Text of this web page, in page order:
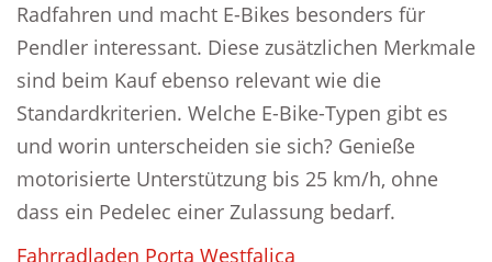
Radfahren und macht E-Bikes besonders für
Pendler interessant. Diese zusätzlichen Merkmale
sind beim Kauf ebenso relevant wie die
Standardkriterien. Welche E-Bike-Typen gibt es
und worin unterscheiden sie sich? Genieße
motorisierte Unterstützung bis 25 km/h, ohne
dass ein Pedelec einer Zulassung bedarf.
Fahrradladen Porta Westfalica